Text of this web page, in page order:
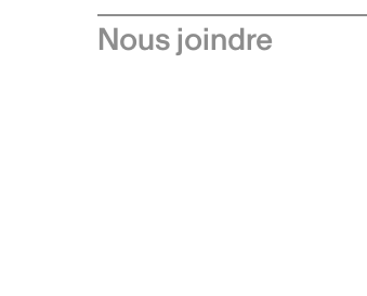
Communiqués de
Nous joindre